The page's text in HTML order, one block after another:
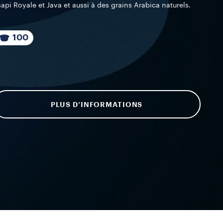
Royale et Java et aussi à des grains Arabica naturels.
100
PLUS D’INFORMATIONS